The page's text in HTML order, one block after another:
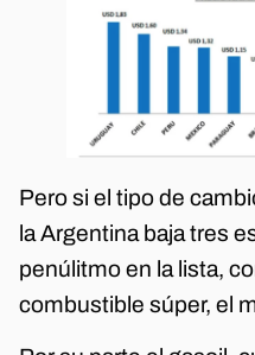
Pero si el tipo de
la Argentina baja tres
penúlitmo en la lista,
combustible súper, el